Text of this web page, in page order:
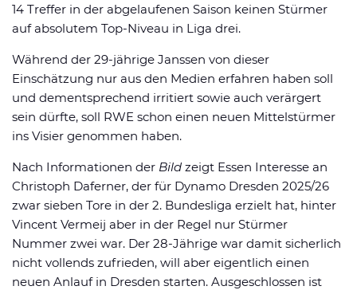
14 Treffer in der abgelaufenen Saison keinen Stürmer
auf absolutem Top-Niveau in Liga drei.
Während der 29-jährige Janssen von dieser
Einschätzung nur aus den Medien erfahren haben soll
und dementsprechend irritiert sowie auch verärgert
sein dürfte, soll RWE schon einen neuen Mittelstürmer
ins Visier genommen haben.
Nach Informationen der Bild zeigt Essen Interesse an
Christoph Daferner, der für Dynamo Dresden 2025/26
zwar sieben Tore in der 2. Bundesliga erzielt hat, hinter
Vincent Vermeij aber in der Regel nur Stürmer
Nummer zwei war. Der 28-Jährige war damit sicherlich
nicht vollends zufrieden, will aber eigentlich einen
neuen Anlauf in Dresden starten. Ausgeschlossen ist